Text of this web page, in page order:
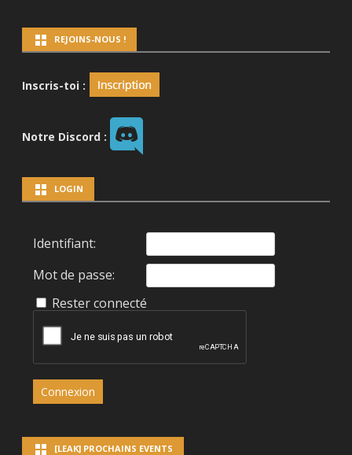
REJOINS-NOUS !
Inscris-toi :
Notre Discord :
LOGIN
Identifiant:
Mot de passe:
Rester connecté
Connexion
[LEAK] PROCHAINS EVENTS